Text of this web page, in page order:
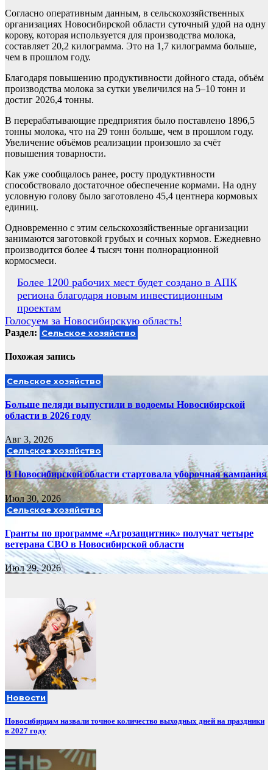
Согласно оперативным данным, в сельскохозяйственных
организациях Новосибирской области суточный удой на одну
корову, которая используется для производства молока,
составляет 20,2 килограмма. Это на 1,7 килограмма больше,
чем в прошлом году.
Благодаря повышению продуктивности дойного стада, объём
производства молока за сутки увеличился на 5–10 тонн и
достиг 2026,4 тонны.
В перерабатывающие предприятия было поставлено 1896,5
тонны молока, что на 29 тонн больше, чем в прошлом году.
Увеличение объёмов реализации произошло за счёт
повышения товарности.
Как уже сообщалось ранее, росту продуктивности
способствовало достаточное обеспечение кормами. На одну
условную голову было заготовлено 45,4 центнера кормовых
единиц.
Одновременно с этим сельскохозяйственные организации
занимаются заготовкой грубых и сочных кормов. Ежедневно
производится более 4 тысяч тонн полнорационной
кормосмеси.
Навигация
по
записям
Более 1200 рабочих мест будет создано в АПК
региона благодаря новым инвестиционным
проектам
Голосуем за Новосибирскую область!
Раздел: Сельское хозяйство
Похожая запись
Сельское хозяйство
Больше пеляди выпустили в водоемы Новосибирской
области в 2026 году
Авг 3, 2026
Сельское хозяйство
В Новосибирской области стартовала уборочная кампания
Июл 30, 2026
Сельское хозяйство
Гранты по программе «Агрозащитник» получат четыре
ветерана СВО в Новосибирской области
Июл 29, 2026
Новости
Новосибирцам назвали точное количество выходных дней на праздники
в 2027 году